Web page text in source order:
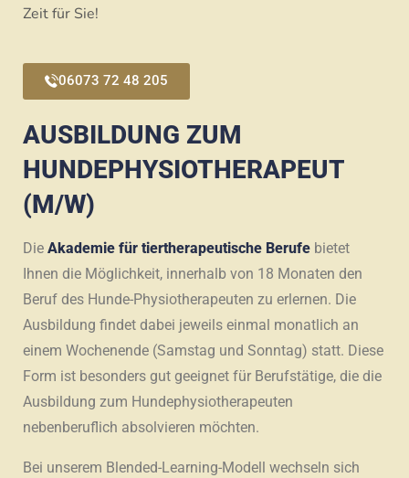
Zeit für Sie!
06073 72 48 205
AUSBILDUNG ZUM
HUNDEPHYSIOTHERAPEUT
(M/W)
Die Akademie für tiertherapeutische Berufe bietet
Ihnen die Möglichkeit, innerhalb von 18 Monaten den
Beruf des Hunde-Physiotherapeuten zu erlernen. Die
Ausbildung findet dabei jeweils einmal monatlich an
einem Wochenende (Samstag und Sonntag) statt. Diese
Form ist besonders gut geeignet für Berufstätige, die die
Ausbildung zum Hundephysiotherapeuten
nebenberuflich absolvieren möchten.
Bei unserem Blended-Learning-Modell wechseln sich